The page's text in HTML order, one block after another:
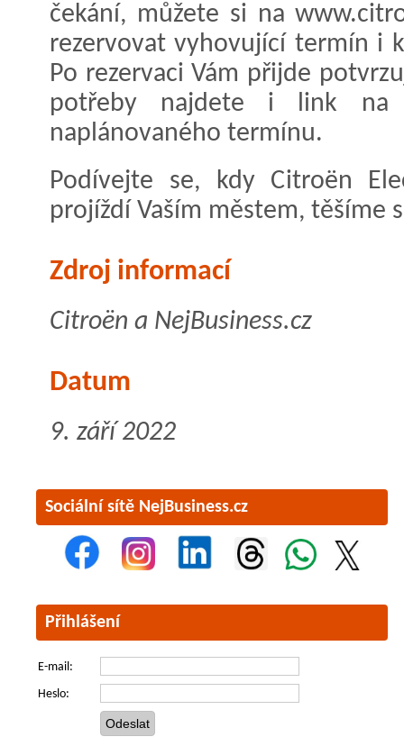
čekání, můžete si na
rezervovat vyhovující termín i
Po rezervaci Vám přijde
potřeby najdete i link na
naplánovaného termínu.
Podívejte se, kdy Citroën
projíždí Vaším městem, těšíme
Zdroj informací
Citroën a NejBusiness.cz
Datum
9. září 2022
Sociální sítě NejBusiness.cz
Přihlášení
E-mail:
Heslo: